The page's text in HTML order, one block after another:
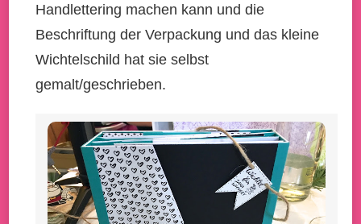
Handlettering machen kann und die
Beschriftung der Verpackung und das kleine
Wichtelschild hat sie selbst
gemalt/geschrieben.